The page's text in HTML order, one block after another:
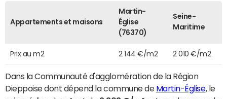
Appartements et maisons
Martin-
Église
(76370)
Seine-
Maritime
Prix au m2 2 144 €/m2 2 010 €/m2
Dans la Communauté d'agglomération de la Région
Dieppoise dont dépend la commune de Martin-Église, le